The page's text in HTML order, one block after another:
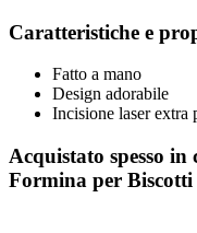
Caratteristiche e
Fatto a mano
Design adorabile
Incisione laser extra
Acquistato spesso
Formina per Biscotti